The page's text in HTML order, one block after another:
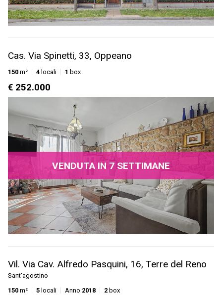
Cas. Via Spinetti, 33, Oppeano
150 m² 4 locali 1 box
€ 252.000
VENDUTA IN 7 SETTIMANE
Vil. Via Cav. Alfredo Pasquini, 16, Terre del Reno
Sant'agostino
150 m² 5 locali Anno 2018 2 box